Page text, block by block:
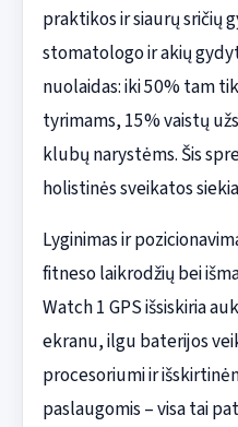
praktikos ir siaurų sričių
stomatologo ir akių
nuolaidas: iki 50% tam
tyrimams, 15% vaistų
klubų narystėms. Šis
holistinės sveikatos
Lyginimas ir
fitneso laikrodžių bei
Watch 1 GPS išsiskiria
ekranu, ilgu baterijos
procesoriumi ir
paslaugomis – visa tai